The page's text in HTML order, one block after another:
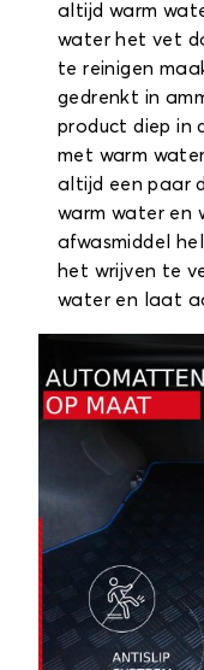
altijd warm
water het vet
te reinigen
gedrenkt in
product diep in
met warm
altijd een paar
warm water en
afwasmiddel
het wrijven te
water en laat